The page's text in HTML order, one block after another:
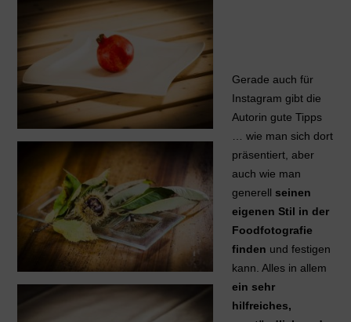
Gerade auch für
Instagram gibt die
Autorin gute Tipps
… wie man sich dort
präsentiert, aber
auch wie man
generell seinen
eigenen Stil in der
Foodfotografie
finden und festigen
kann. Alles in allem
ein sehr
hilfreiches,